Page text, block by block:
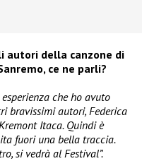
autori della canzone di
ce ne parli?
che ho avuto
bravissimi autori, Federica
Itaca. Quindi è
fuori una bella traccia.
si vedrà al Festival”.